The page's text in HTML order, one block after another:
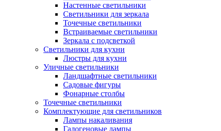
Настенные светильники
Светильники для зеркала
Точечные светильники
Встраиваемые светильники
Зеркала с подсветкой
Светильники для кухни
Люстры для кухни
Уличные светильники
Ландшафтные светильники
Садовые фигуры
Фонарные столбы
Точечные светильники
Комплектующие для светильников
Лампы накаливания
Галогеновые лампы